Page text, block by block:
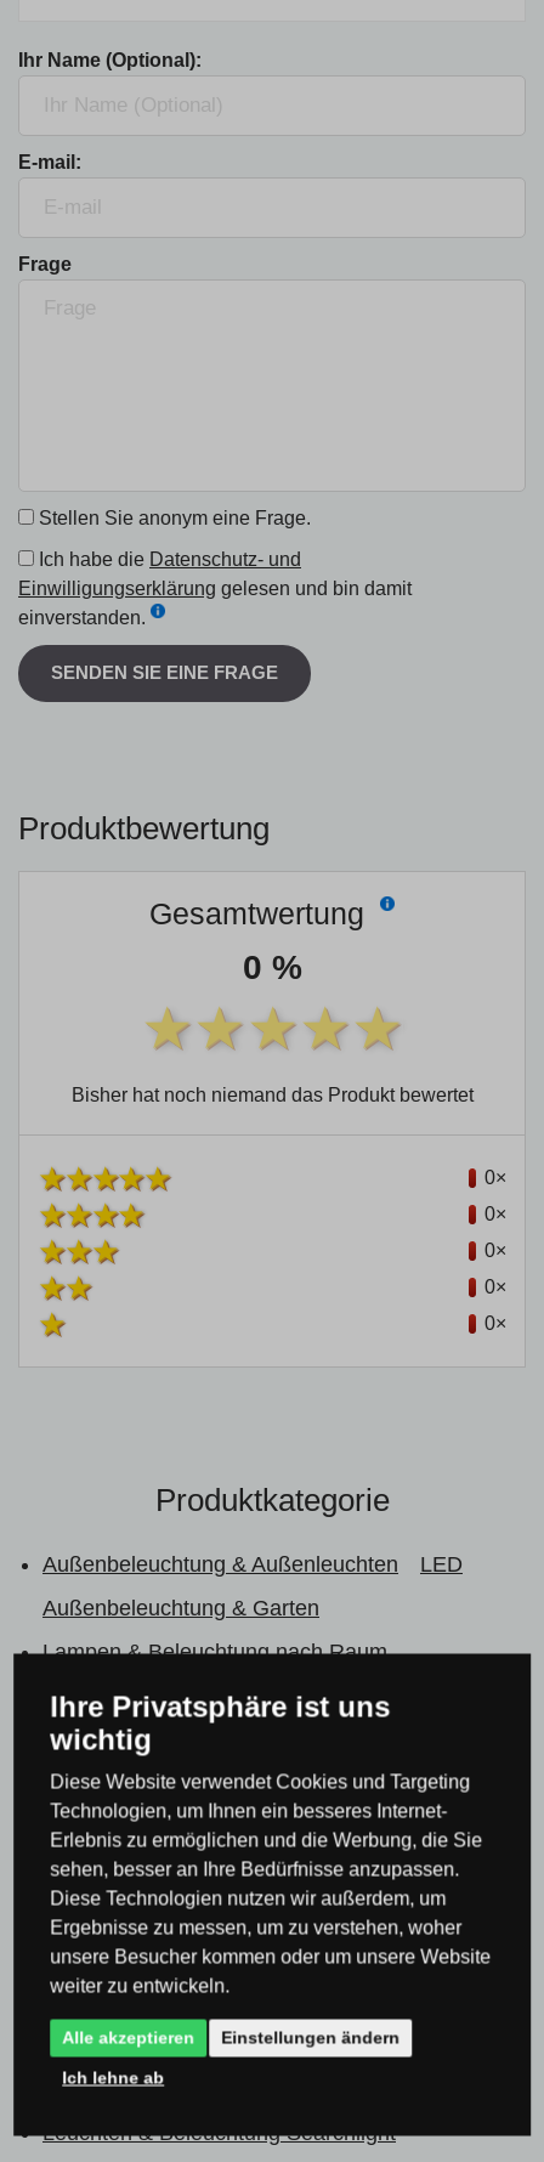
Ihr Name (Optional):
E-mail:
Frage
Stellen Sie anonym eine Frage.
Ich habe die Datenschutz- und
Einwilligungserklärung gelesen und bin damit
einverstanden.
SENDEN SIE EINE FRAGE
Produktbewertung
Gesamtwertung
0 %
Bisher hat noch niemand das Produkt bewertet
0×
0×
0×
0×
0×
Produktkategorie
Außenbeleuchtung & Außenleuchten
LED
Außenbeleuchtung & Garten
Lampen & Beleuchtung nach Raum
Badezimmerleuchten
Lampen & Beleuchtung nach Raum
Gartenleuchten
LED Beleuchtung & Leuchten
LED Beleuchtung
für Badezimmer
Leuchten & Beleuchtung Searchlight
Leuchten & Beleuchtung Searchlight
Kronleuchter & Pendelleuchten Searchlight
Leuchten & Beleuchtung Searchlight
Badezimmerleuchten Searchlight
Leuchten & Beleuchtung Searchlight
Ihre Privatsphäre ist uns
wichtig
Diese Website verwendet Cookies und Targeting
Technologien, um Ihnen ein besseres Internet-
Erlebnis zu ermöglichen und die Werbung, die Sie
sehen, besser an Ihre Bedürfnisse anzupassen.
Diese Technologien nutzen wir außerdem, um
Ergebnisse zu messen, um zu verstehen, woher
unsere Besucher kommen oder um unsere Website
weiter zu entwickeln.
Alle akzeptieren Einstellungen ändern
Ich lehne ab